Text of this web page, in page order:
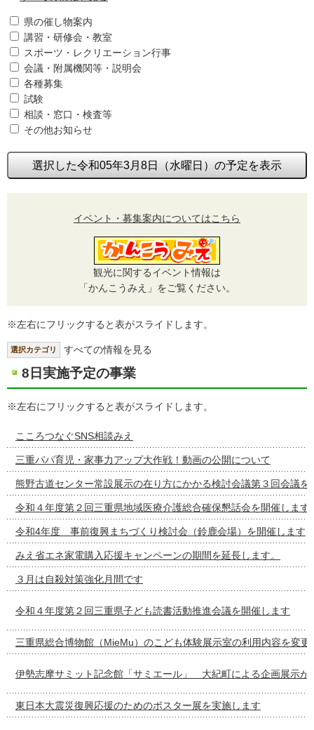
県の催し物案内
講習・研修会・教室
スポーツ・レクリエーション行事
会議・附属機関等・説明会
各種募集
試験
相談・窓口・検査等
その他お知らせ
選択した令和05年3月8日（水曜日）の予定を表示
イベント・募集案内についてはこちら
観光に関するイベント情報は
「かんこうみえ」をご覧ください。
※左右にフリックすると表がスライドします。
選択カテゴリ すべての情報を見る
8日実施予定の事業
※左右にフリックすると表がスライドします。
こころつなぐSNS相談みえ
三重パパ育児・家事力アップ大作戦！動画の公開について
熊野古道センター常設展示の在り方にかかる検討会議第３回会議を
令和４年度第２回三重県地域医療介護総合確保懇話会を開催します
令和4年度 事前復興まちづくり検討会（鈴鹿会場）を開催します
みえ省エネ家電購入応援キャンペーンの期間を延長します。
３月は自殺対策強化月間です
令和４年度第２回三重県子ども読書活動推進会議を開催します
三重県総合博物館（MieMu）のこども体験展示室の利用内容を変更
伊勢志摩サミット記念館「サミエール」 大紀町による企画展示が
東日本大震災復興応援のためのポスター展を実施します